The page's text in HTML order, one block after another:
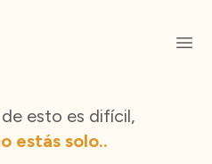
de esto es difícil,
estás solo..